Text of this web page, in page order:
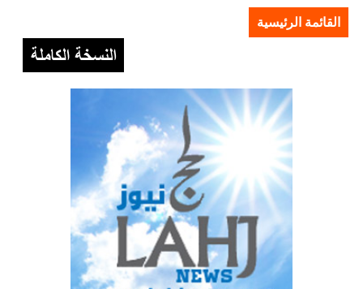
القائمة الرئيسية